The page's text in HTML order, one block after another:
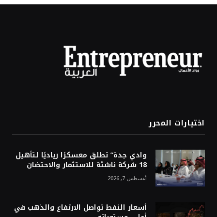
اختيارات المحرر
وادي جدة” تطلق معسكرًا رياديًا لتأهيل
18 شركة ناشئة للاستثمار والاحتضان
أغسطس 7, 2026
أسعار النفط تواصل الارتفاع والذهب في